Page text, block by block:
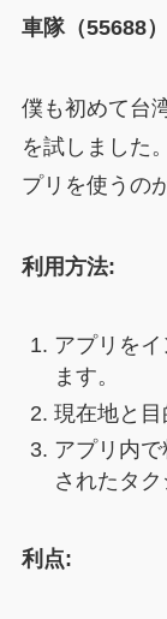
車隊（55688
僕も初めて台
を試しました
プリを使うの
利用方法:
アプリを
ます。
現在地と目
アプリ内
されたタク
利点: